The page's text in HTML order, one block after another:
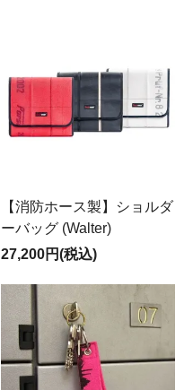
【消防ホース製】ショルダ
ーバッグ (Walter)
27,200円(税込)